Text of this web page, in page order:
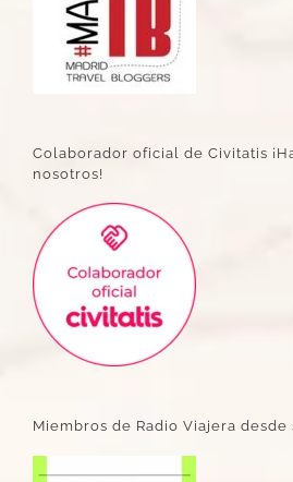
Colaborador oficial de Civitatis
nosotros!
Miembros de Radio Viajera desde